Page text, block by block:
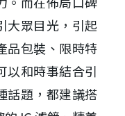
大眾目光，引起
品包裝、限時特
以和時事結合引
話題，都建議搭